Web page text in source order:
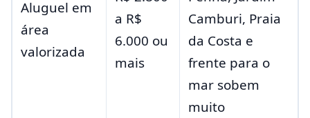
Aluguel em
área
valorizada
a R$
6.000 ou
mais
Camburi, Praia
da Costa e
frente para o
mar sobem
muito